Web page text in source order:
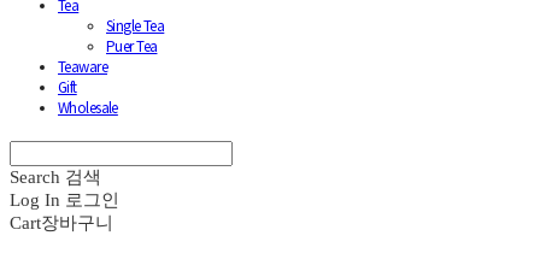
Tea
Single Tea
Puer Tea
Teaware
Gift
Wholesale
Search 검색
Log In 로그인
Cart장바구니